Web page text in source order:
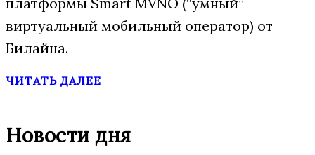
виртуальный мобильный оператор) от
Билайна.
ЧИТАТЬ ДАЛЕЕ
Новости дня